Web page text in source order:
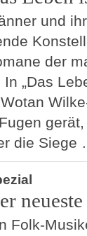
und
der
„Das
die Siege
Folk-